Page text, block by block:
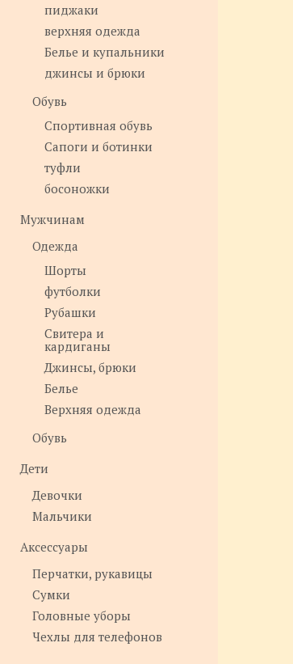
пиджаки
верхняя одежда
Белье и купальники
джинсы и брюки
Обувь
Спортивная обувь
Сапоги и ботинки
туфли
босоножки
Мужчинам
Одежда
Шорты
футболки
Рубашки
Свитера и
кардиганы
Джинсы, брюки
Белье
Верхняя одежда
Обувь
Дети
Девочки
Мальчики
Аксессуары
Перчатки, рукавицы
Сумки
Головные уборы
Чехлы для телефонов